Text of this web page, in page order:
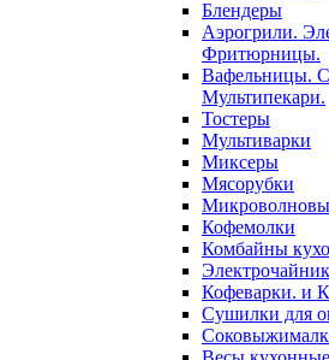
Блендеры
Аэрогрили.
Фритюрницы.
Вафельницы.
Мультипекари.
Тостеры
Мультиварки
Миксеры
Мясорубки
Кофемолки
Комбайны
Кофеварки. и
Сушилки для